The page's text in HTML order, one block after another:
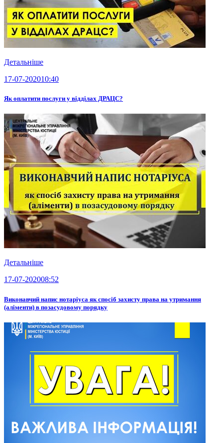
Детальніше
17-07-202010:40
Як оплатити послуги у відділах ДРАЦС?
Детальніше
17-07-202008:52
Виконавчий напис нотаріуса як спосіб захисту права на утримання
(аліменти) в позасудовому порядку